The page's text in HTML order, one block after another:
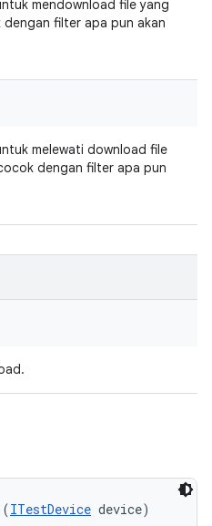
mendownload file yang
filter apa pun akan
melewati download file
dengan filter apa pun
ITestDevice device)